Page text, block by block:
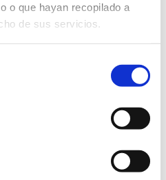
o que hayan recopilado a
de sus servicios.
empleo de
de un lado a otro,
victoria,
Fue un final